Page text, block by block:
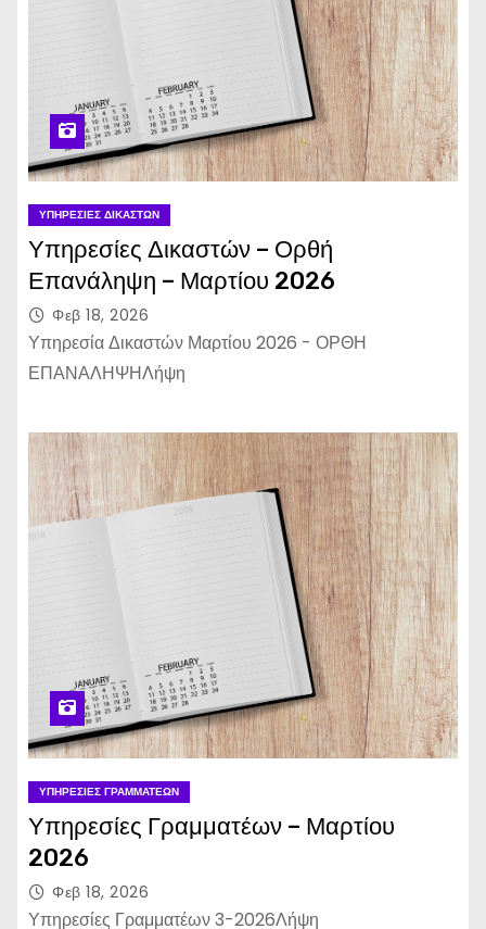
ΥΠΗΡΕΣΊΕΣ ΔΙΚΑΣΤΏΝ
Υπηρεσίες Δικαστών – Ορθή
Επανάληψη – Μαρτίου 2026
Φεβ 18, 2026
Υπηρεσία Δικαστών Μαρτίου 2026 - ΟΡΘΗ
ΕΠΑΝΑΛΗΨΗΛήψη
ΥΠΗΡΕΣΊΕΣ ΓΡΑΜΜΑΤΈΩΝ
Υπηρεσίες Γραμματέων – Μαρτίου
2026
Φεβ 18, 2026
Υπηρεσίες Γραμματέων 3-2026Λήψη